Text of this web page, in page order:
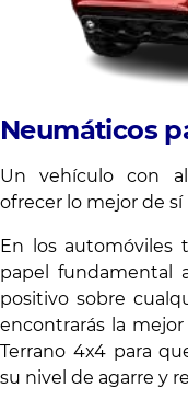
Neumáticos
Un vehículo con
ofrecer lo mejor de sí
En los automóviles
papel fundamental
positivo sobre
encontrarás la
Terrano 4x4 para
su nivel de agarre y